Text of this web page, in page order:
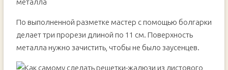
По выполненной разметке мастер с помощью болгарки
делает три прорези длиной по 11 см. Поверхность
металла нужно зачистить, чтобы не было заусенцев.